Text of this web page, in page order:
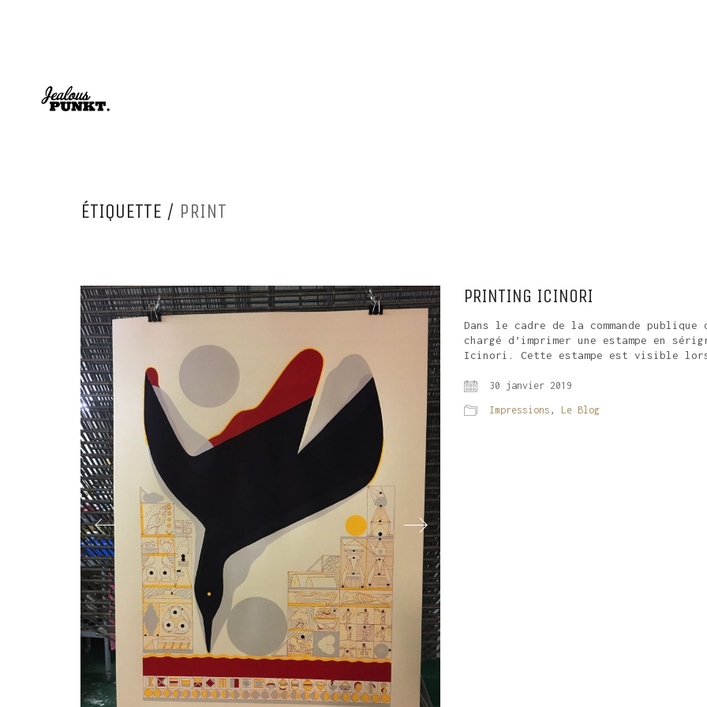
ÉTIQUETTE / PRINT
PRINTING ICINORI
Dans le cadre de la commande
chargé d’imprimer une estampe en
Icinori. Cette estampe est visible
30 janvier 2019
Impressions , Le Blog